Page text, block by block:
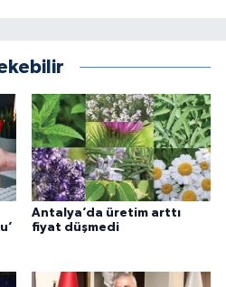
Antalya’da üretim arttı
fiyat düşmedi